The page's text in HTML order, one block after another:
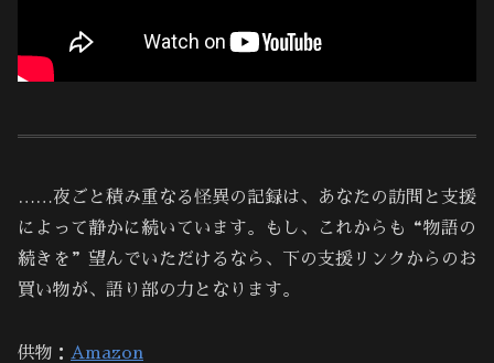
……夜ごと積み重なる怪異の記録は、あなたの訪問と支援
によって静かに続いています。もし、これからも“物語の
続きを”望んでいただけるなら、下の支援リンクからのお
買い物が、語り部の力となります。
供物： Amazon